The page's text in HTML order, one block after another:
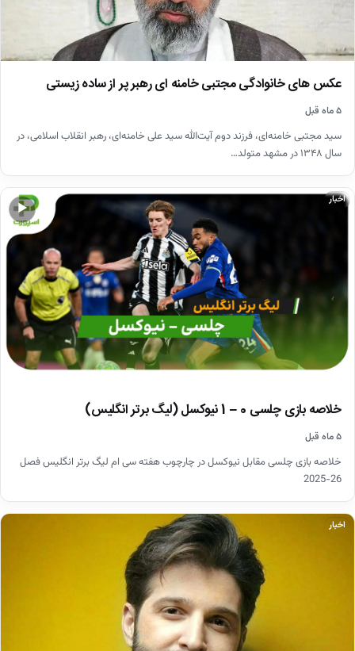
عکس های خانوادگی مجتبی خامنه ای رهبر پر از ساده زیستی
۵ ماه قبل
سید مجتبی خامنه‌ای، فرزند دوم آیت‌الله سید علی خامنه‌ای، رهبر انقلاب اسلامی، در
سال ۱۳۴۸ در مشهد متولد…
▶
اخبار
خلاصه بازی چلسی 0 – 1 نیوکسل (لیگ برتر انگلیس)
۵ ماه قبل
خلاصه بازی چلسی مقابل نیوکسل در چارچوب هفته سی ام لیگ برتر انگلیس فصل
26-2025
اخبار